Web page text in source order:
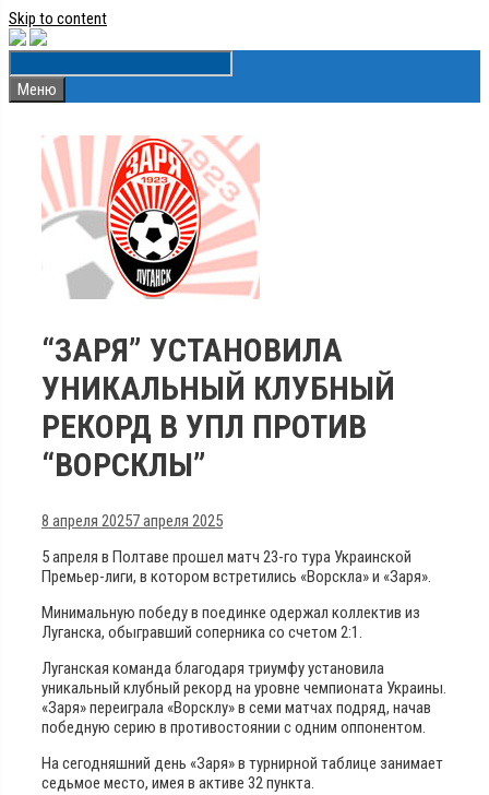
Skip to content
Меню
“ЗАРЯ” УСТАНОВИЛА
УНИКАЛЬНЫЙ КЛУБНЫЙ
РЕКОРД В УПЛ ПРОТИВ
“ВОРСКЛЫ”
8 апреля 20257 апреля 2025
5 апреля в Полтаве прошел матч 23-го тура Украинской
Премьер-лиги, в котором встретились «Ворскла» и «Заря».
Минимальную победу в поединке одержал коллектив из
Луганска, обыгравший соперника со счетом 2:1.
Луганская команда благодаря триумфу установила
уникальный клубный рекорд на уровне чемпионата Украины.
«Заря» переиграла «Ворсклу» в семи матчах подряд, начав
победную серию в противостоянии с одним оппонентом.
На сегодняшний день «Заря» в турнирной таблице занимает
седьмое место, имея в активе 32 пункта.